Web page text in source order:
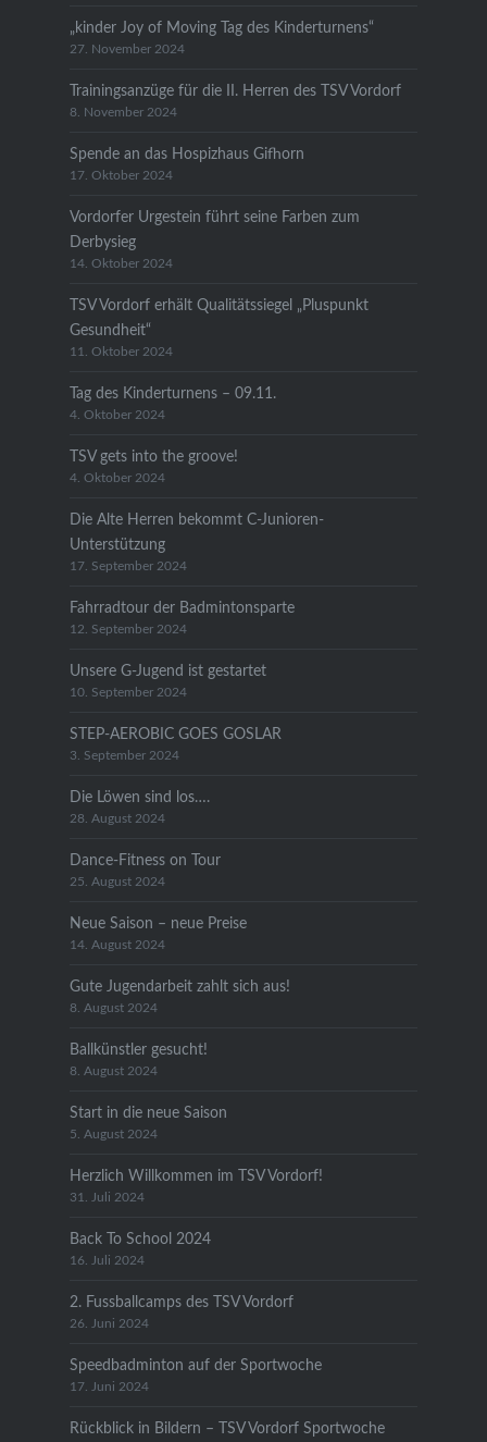
„kinder Joy of Moving Tag des Kinderturnens“
27. November 2024
Trainingsanzüge für die II. Herren des TSV Vordorf
8. November 2024
Spende an das Hospizhaus Gifhorn
17. Oktober 2024
Vordorfer Urgestein führt seine Farben zum
Derbysieg
14. Oktober 2024
TSV Vordorf erhält Qualitätssiegel „Pluspunkt
Gesundheit“
11. Oktober 2024
Tag des Kinderturnens – 09.11.
4. Oktober 2024
TSV gets into the groove!
4. Oktober 2024
Die Alte Herren bekommt C-Junioren-
Unterstützung
17. September 2024
Fahrradtour der Badmintonsparte
12. September 2024
Unsere G-Jugend ist gestartet
10. September 2024
STEP-AEROBIC GOES GOSLAR
3. September 2024
Die Löwen sind los….
28. August 2024
Dance-Fitness on Tour
25. August 2024
Neue Saison – neue Preise
14. August 2024
Gute Jugendarbeit zahlt sich aus!
8. August 2024
Ballkünstler gesucht!
8. August 2024
Start in die neue Saison
5. August 2024
Herzlich Willkommen im TSV Vordorf!
31. Juli 2024
Back To School 2024
16. Juli 2024
2. Fussballcamps des TSV Vordorf
26. Juni 2024
Speedbadminton auf der Sportwoche
17. Juni 2024
Rückblick in Bildern – TSV Vordorf Sportwoche